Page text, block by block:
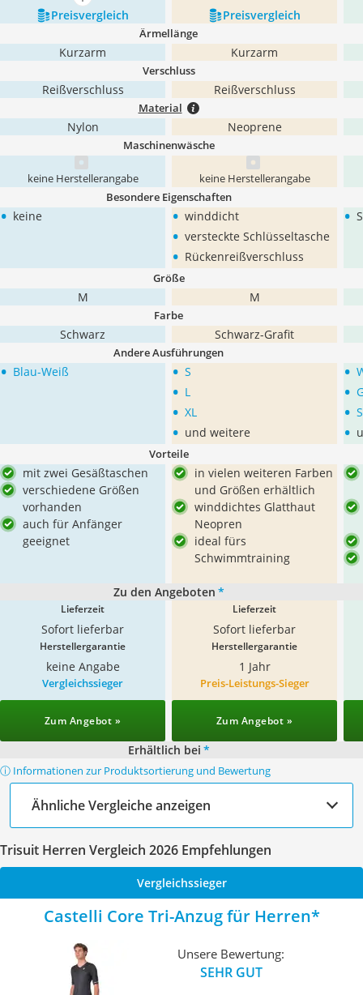
Preis­vergleich
Preis­vergleich
Ärmellänge
Kurzarm Kurzarm
Verschluss
Reißverschluss Reißverschluss
Material
Nylon Neoprene
Maschinenwäsche
keine Herstellerangabe keine Herstellerangabe
Besondere Eigenschaften
• keine • winddicht
• versteckte Schlüsseltasche
• Rückenreißverschluss
•
Größe
M M
Farbe
Schwarz Schwarz-Grafit
Andere Ausführungen
• Blau-Weiß • S
• L
• XL
• und weitere
•
•
•
•
Vorteile
mit zwei Gesäßtaschen
verschiedene Größen
vorhanden
auch für Anfänger
geeignet
in vielen weiteren Farben
und Größen erhältlich
winddichtes Glatthaut
Neopren
ideal fürs
Schwimmtraining
Zu den Angeboten *
Lieferzeit
Sofort lieferbar
Lieferzeit
Sofort lieferbar
Herstellergarantie
keine Angabe
Herstellergarantie
1 Jahr
Vergleichssieger
Zum Angebot »
Preis-Leistungs-Sieger
Zum Angebot »
Erhältlich bei *
ⓘ Informationen zur Produktsortierung und Bewertung
Ähnliche Vergleiche anzeigen
Trisuit Herren Vergleich 2026 Empfehlungen
Vergleichssieger
Castelli Core Tri-Anzug für Herren
Unsere Bewertung:
SEHR GUT